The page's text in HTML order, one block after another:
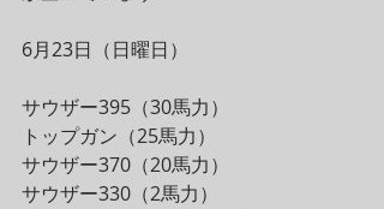
6月23日（日曜日）
サウザー395（30馬力）
トップガン（25馬力）
サウザー370（20馬力）
サウザー330（2馬力）